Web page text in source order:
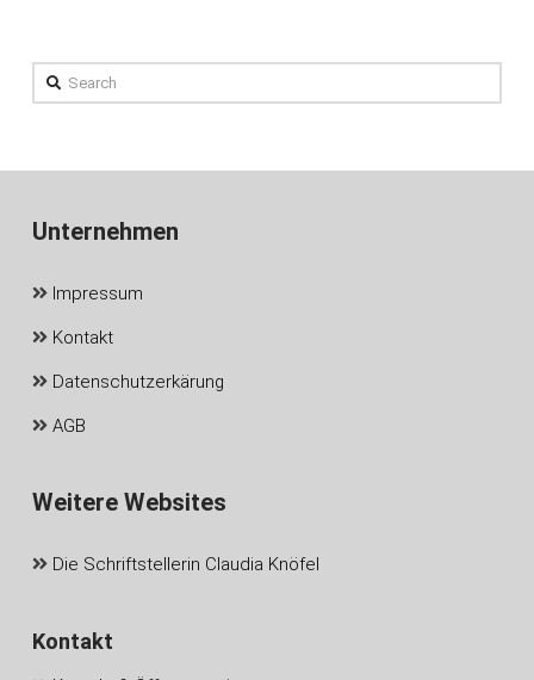
Search
Unternehmen
Impressum
Kontakt
Datenschutzerkärung
AGB
Weitere Websites
Die Schriftstellerin Claudia Knöfel
Kontakt